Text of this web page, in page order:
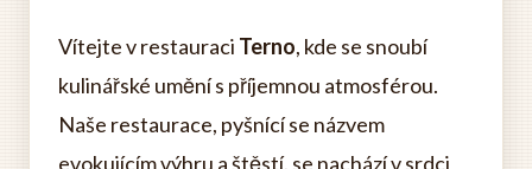
Vítejte v restauraci Terno, kde se snoubí
kulinářské umění s příjemnou atmosférou.
Naše restaurace, pyšnící se názvem
evokujícím výhru a štěstí, se nachází v srdci